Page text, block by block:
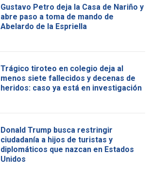
Gustavo Petro deja la Casa de Nariño y
abre paso a toma de mando de
Abelardo de la Espriella
Trágico tiroteo en colegio deja al
menos siete fallecidos y decenas de
heridos: caso ya está en investigación
Donald Trump busca restringir
ciudadanía a hijos de turistas y
diplomáticos que nazcan en Estados
Unidos